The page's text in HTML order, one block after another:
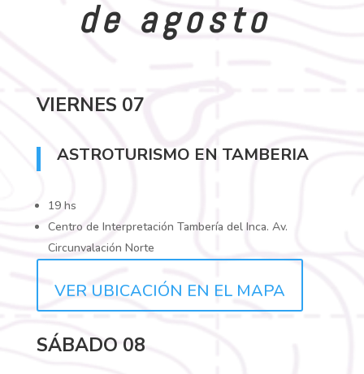
de agosto
VIERNES 07
ASTROTURISMO EN TAMBERIA
19 hs
Centro de Interpretación Tambería del Inca. Av.
Circunvalación Norte
VER UBICACIÓN EN EL MAPA
SÁBADO 08